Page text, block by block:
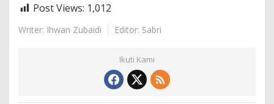
i
e
Post Views: 1,012
Writer: Ihwan Zubaidi Editor: Sabri
Ikuti Kami